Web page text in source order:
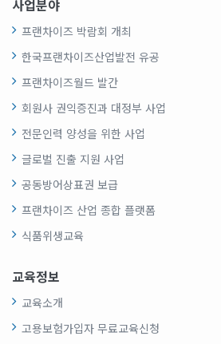
사업분야
프랜차이즈 박람회 개최
한국프랜차이즈산업발전 유공
프랜차이즈월드 발간
회원사 권익증진과 대정부 사업
전문인력 양성을 위한 사업
글로벌 진출 지원 사업
공동방어상표권 보급
프랜차이즈 산업 종합 플랫폼
식품위생교육
교육정보
교육소개
고용보험가입자 무료교육신청